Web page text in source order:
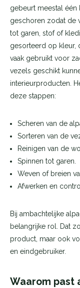
gebeurt meestal één
geschoren zodat de
tot garen, stof of
gesorteerd op kleur,
vaak gebruikt voor
vezels geschikt
interieurproducten.
deze stappen:
Scheren van de
Sorteren van de
Reinigen van de wol.
Spinnen tot garen.
Weven of breien
Afwerken en
Bij ambachtelijke
belangrijke rol. Dat
product, maar ook
en eindgebruiker.
Waarom past